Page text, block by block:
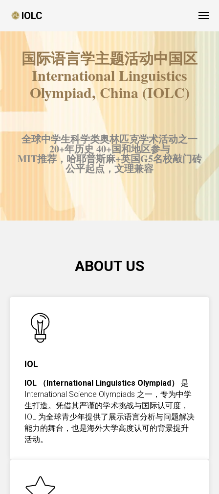
IOLC
国际语言学主题活动中国区
International Linguistics
Olympiad, China (IOLC)
全球中学生科学类奥林匹克学术活动之一
20+年历史 40+国和地区参与
MIT推荐，哈耶普斯麻+英国G5名校敲门砖
公平起点，文理兼容
ABOUT US
IOL
IOL （International Linguistics Olympiad）
是
International Science Olympiads 之一，专为中学
生打造。凭借其严谨的学术挑战与国际认可度，
IOL 为全球青少年提供了展示语言分析与问题解决
能力的舞台，也是海外大学高度认可的背景提升
活动。